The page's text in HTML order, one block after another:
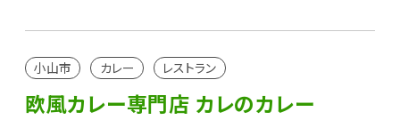
小山市 カレー レストラン
欧風カレー専門店 カレのカレー